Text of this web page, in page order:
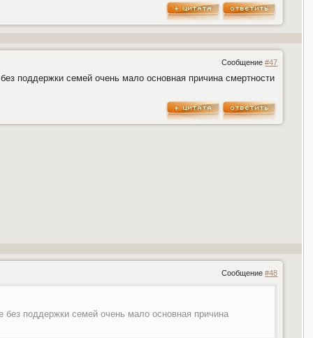
Сообщение#47
поддержки семей очень мало основная причина смертности
Сообщение#48
поддержки семей очень мало основная причина